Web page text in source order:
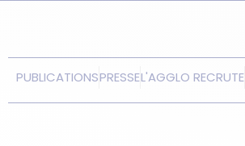
PUBLICATIONSPRESSEL'AGGLO RECRUTE